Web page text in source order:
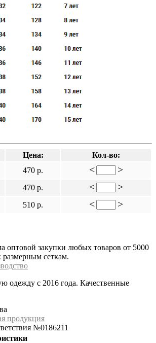
Цена:
Кол-во:
470 р. < >
470 р. < >
510 р. < >
оптовой закупки любых товаров от 5000
размерным сеткам.
одежду с 2016 года. Качественные
продукция